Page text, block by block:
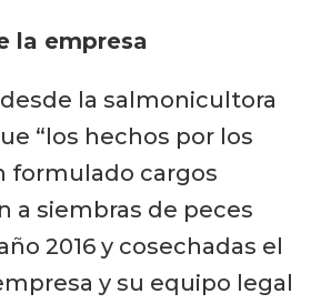
la empresa
la salmonicultora
“los hechos por los
formulado cargos
a siembras de peces
2016 y cosechadas el
y su equipo legal